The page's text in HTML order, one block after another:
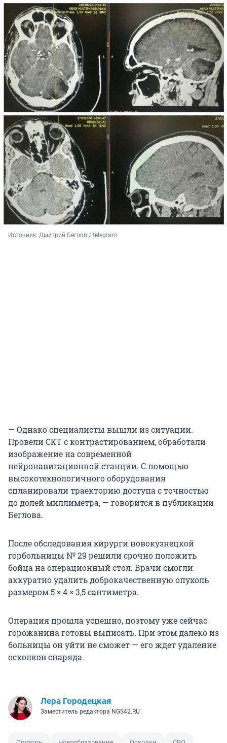
Источник: Дмитрий Беглов / telegram
— Однако специалисты вышли из ситуации.
Провели СКТ с контрастированием, обработали
изображение на современной
нейронавигационной станции. С помощью
высокотехнологичного оборудования
спланировали траекторию доступа с точностью
до долей миллиметра, — говорится в публикации
Беглова.
После обследования хирурги новокузнецкой
горбольницы № 29 решили срочно положить
бойца на операционный стол. Врачи смогли
аккуратно удалить доброкачественную опухоль
размером 5 × 4 × 3,5 сантиметра.
Операция прошла успешно, поэтому уже сейчас
горожанина готовы выписать. При этом далеко из
больницы он уйти не сможет — его ждет удаление
осколков снаряда.
Лера Городецкая
Заместитель редактора NGS42.RU